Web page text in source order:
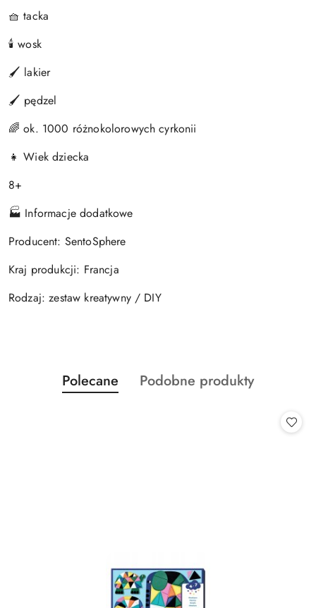
🧺 tacka
🕯️ wosk
🖌️ lakier
🖌️ pędzel
🌈 ok. 1000 różnokolorowych cyrkonii
👧 Wiek dziecka
8+
🏭 Informacje dodatkowe
Producent: SentoSphere
Kraj produkcji: Francja
Rodzaj: zestaw kreatywny / DIY
Pomiń karuzelę produktów
Produkty
o
Polecane
Produkty
Podobne produkty